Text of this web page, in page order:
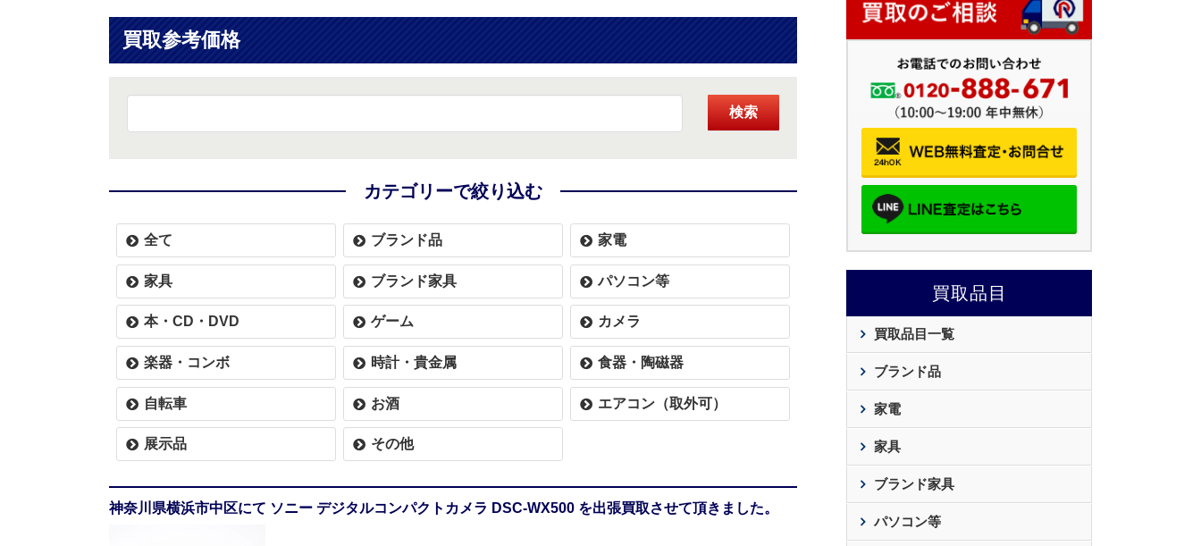
買取参考価格
検索
カテゴリーで絞り込む
全て ブランド品 家電
家具 ブランド家具 パソコン等
本・CD・DVD ゲーム カメラ
楽器・コンボ 時計・貴金属 食器・陶磁器
自転車 お酒 エアコン（取外可）
展示品 その他
神奈川県横浜市中区にて ソニー デジタルコンパクトカメラ DSC-WX500 を出張買取させて頂きました。
買取品目
買取品目一覧
ブランド品
家電
家具
ブランド家具
パソコン等